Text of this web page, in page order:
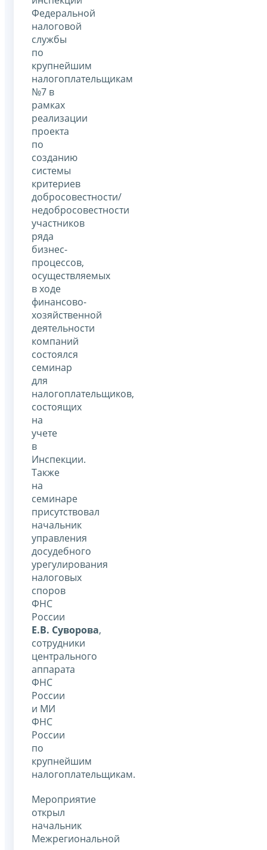
Федеральной
налоговой
службы
по
крупнейшим
налогоплательщикам
№7 в
рамках
реализации
проекта
по
созданию
системы
критериев
добросовестности/
недобросовестности
участников
ряда
бизнес-
процессов,
осуществляемых
в ходе
финансово-
хозяйственной
деятельности
компаний
состоялся
семинар
для
налогоплательщиков,
состоящих
на
учете
в
Инспекции.
Также
на
семинаре
присутствовал
начальник
управления
досудебного
урегулирования
налоговых
споров
ФНС
России
Е.В. Суворова,
сотрудники
центрального
аппарата
ФНС
России
и МИ
ФНС
России
по
крупнейшим
налогоплательщикам.
Мероприятие
открыл
начальник
Межрегиональной